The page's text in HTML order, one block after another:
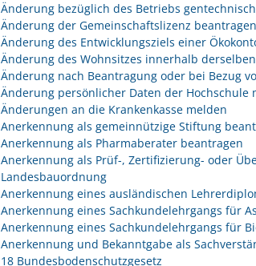
Änderung bezüglich des Betriebs
Änderung der Gemeinschaftslizenz beantragen
Änderung des Entwicklungsziels einer
Änderung des Wohnsitzes innerhalb
Änderung nach Beantragung oder bei Bezug
Änderung persönlicher Daten der Hochschule
Änderungen an die Krankenkasse melden
Anerkennung als gemeinnützige Stiftung
Anerkennung als Pharmaberater beantragen
Anerkennung als Prüf-, Zertifizierung- oder
Landesbauordnung
Anerkennung eines ausländischen
Anerkennung eines Sachkundelehrgangs für
Anerkennung eines Sachkundelehrgangs für
Anerkennung und Bekanntgabe als
18 Bundesbodenschutzgesetz